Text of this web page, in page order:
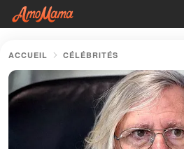
ACCUEIL CÉLÉBRITÉS